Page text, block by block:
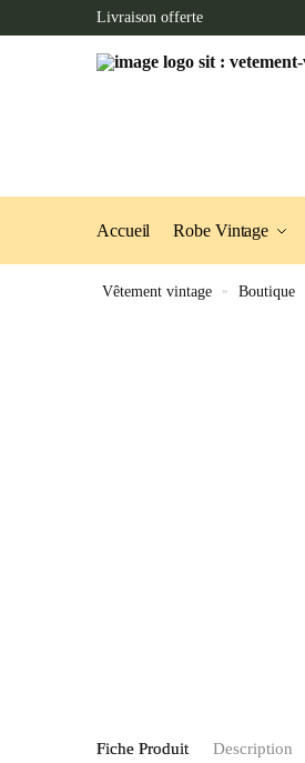
to
to
Livraison offerte
Accueil Robe Vintage
Vêtement vintage » Boutique
Fiche Produit Description